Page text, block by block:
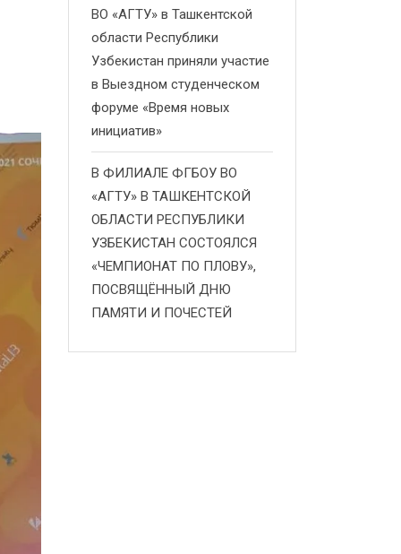
ВО «АГТУ» в Ташкентской
области Республики
Узбекистан приняли участие
в Выездном студенческом
форуме «Время новых
инициатив»
В ФИЛИАЛЕ ФГБОУ ВО
«АГТУ» В ТАШКЕНТСКОЙ
ОБЛАСТИ РЕСПУБЛИКИ
УЗБЕКИСТАН СОСТОЯЛСЯ
«ЧЕМПИОНАТ ПО ПЛОВУ»,
ПОСВЯЩЁННЫЙ ДНЮ
ПАМЯТИ И ПОЧЕСТЕЙ